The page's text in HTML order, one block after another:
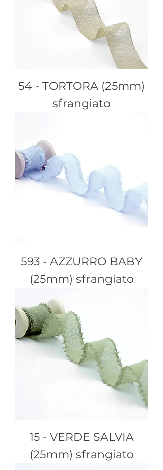
54 - TORTORA (25mm)
sfrangiato
593 - AZZURRO BABY
(25mm) sfrangiato
15 - VERDE SALVIA
(25mm) sfrangiato